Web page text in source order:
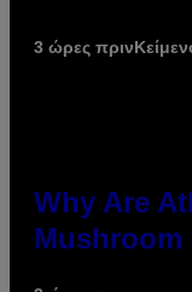
3 ώρες πριν
Why Are
Mushroom